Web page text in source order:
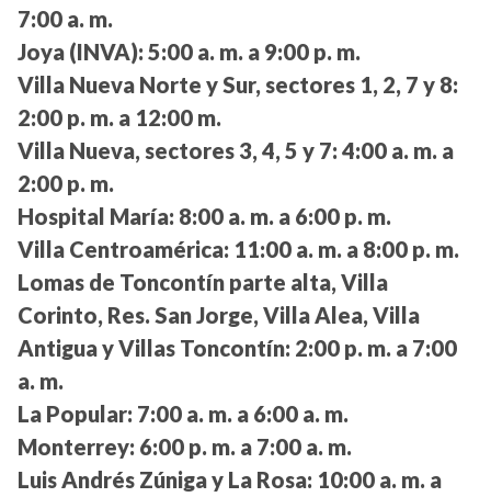
7:00 a. m.
Joya (INVA): 5:00 a. m. a 9:00 p. m.
Villa Nueva Norte y Sur, sectores 1, 2, 7 y 8:
2:00 p. m. a 12:00 m.
Villa Nueva, sectores 3, 4, 5 y 7: 4:00 a. m. a
2:00 p. m.
Hospital María: 8:00 a. m. a 6:00 p. m.
Villa Centroamérica: 11:00 a. m. a 8:00 p. m.
Lomas de Toncontín parte alta, Villa
Corinto, Res. San Jorge, Villa Alea, Villa
Antigua y Villas Toncontín: 2:00 p. m. a 7:00
a. m.
La Popular: 7:00 a. m. a 6:00 a. m.
Monterrey: 6:00 p. m. a 7:00 a. m.
Luis Andrés Zúniga y La Rosa: 10:00 a. m. a